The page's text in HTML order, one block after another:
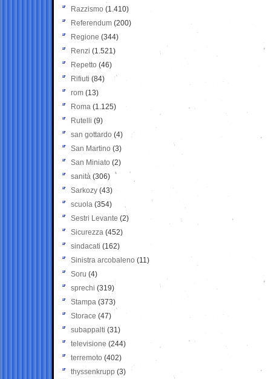
Razzismo (1.410)
Referendum (200)
Regione (344)
Renzi (1.521)
Repetto (46)
Rifiuti (84)
rom (13)
Roma (1.125)
Rutelli (9)
san gottardo (4)
San Martino (3)
San Miniato (2)
sanità (306)
Sarkozy (43)
scuola (354)
Sestri Levante (2)
Sicurezza (452)
sindacati (162)
Sinistra arcobaleno (11)
Soru (4)
sprechi (319)
Stampa (373)
Storace (47)
subappalti (31)
televisione(244)
terremoto (402)
thyssenkrupp (3)